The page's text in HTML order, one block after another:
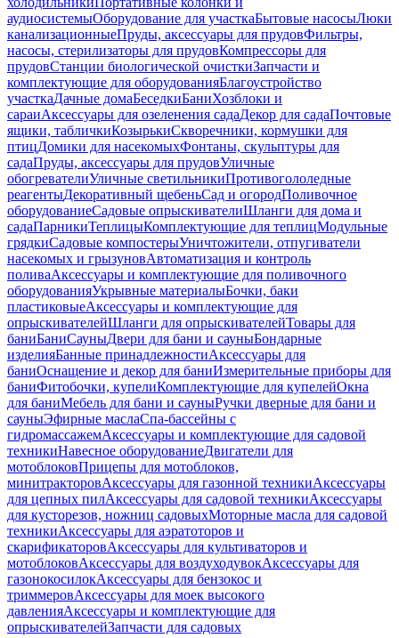
аудиосистемыОборудование для участкаБытовые насосыЛюки
канализационныеПруды, аксессуары для прудовФильтры,
насосы, стерилизаторы для прудовКомпрессоры для
прудовСтанции биологической очисткиЗапчасти и
комплектующие для оборудованияБлагоустройство
участкаДачные домаБеседкиБаниХозблоки и
сараиАксессуары для озеленения садаДекор для садаПочтовые
ящики, табличкиКозырькиСкворечники, кормушки для
птицДомики для насекомыхФонтаны, скульптуры для
садаПруды, аксессуары для прудовУличные
обогревателиУличные светильникиПротивогололедные
реагентыДекоративный щебеньСад и огородПоливочное
оборудованиеСадовые опрыскивателиШланги для дома и
садаПарникиТеплицыКомплектующие для теплицМодульные
грядкиСадовые компостерыУничтожители, отпугиватели
насекомых и грызуновАвтоматизация и контроль
поливаАксессуары и комплектующие для поливочного
оборудованияУкрывные материалыБочки, баки
пластиковыеАксессуары и комплектующие для
опрыскивателейШланги для опрыскивателейТовары для
баниБаниСауныДвери для бани и сауныБондарные
изделияБанные принадлежностиАксессуары для
баниОснащение и декор для баниИзмерительные приборы для
баниФитобочки, купелиКомплектующие для купелейОкна
для баниМебель для бани и сауныРучки дверные для бани и
сауныЭфирные маслаСпа-бассейны с
гидромассажемАксессуары и комплектующие для садовой
техникиНавесное оборудованиеДвигатели для
мотоблоковПрицепы для мотоблоков,
минитракторовАксессуары для газонной техникиАксессуары
для цепных пилАксессуары для садовой техникиАксессуары
для кусторезов, ножниц садовыхМоторные масла для садовой
техникиАксессуары для аэратоторов и
скарификаторовАксессуары для культиваторов и
мотоблоковАксессуары для воздуходувокАксессуары для
газонокосилокАксессуары для бензокос и
триммеровАксессуары для моек высокого
давленияАксессуары и комплектующие для
опрыскивателейЗапчасти для садовых